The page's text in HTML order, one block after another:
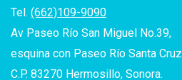
Tel. (662)109-9090
Av Paseo Río San Miguel No.39,
esquina con Paseo Río Santa Cruz
C.P. 83270 Hermosillo, Sonora.